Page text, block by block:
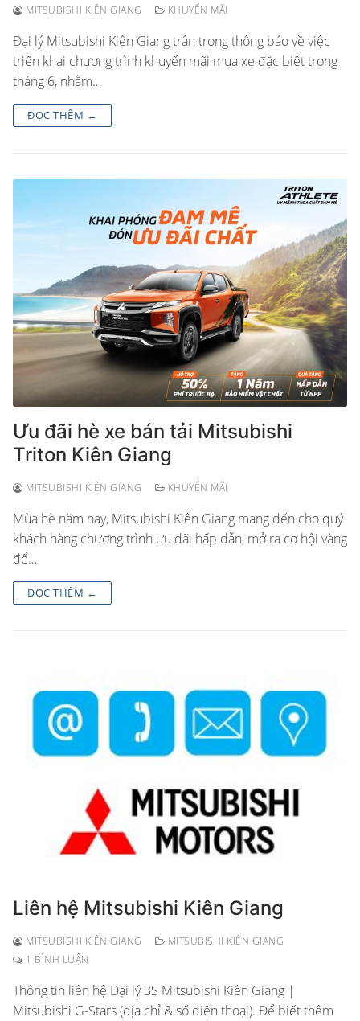
MITSUBISHI KIÊN GIANG KHUYẾN MÃI
Đại lý Mitsubishi Kiên Giang trân trọng thông báo về việc
triển khai chương trình khuyến mãi mua xe đặc biệt trong
tháng 6, nhằm…
ĐỌC THÊM ←
Ưu đãi hè xe bán tải Mitsubishi
Triton Kiên Giang
MITSUBISHI KIÊN GIANG KHUYẾN MÃI
Mùa hè năm nay, Mitsubishi Kiên Giang mang đến cho quý
khách hàng chương trình ưu đãi hấp dẫn, mở ra cơ hội vàng
để…
ĐỌC THÊM ←
Liên hệ Mitsubishi Kiên Giang
MITSUBISHI KIÊN GIANG
MITSUBISHI KIÊN GIANG
1 BÌNH LUẬN
Thông tin liên hệ Đại lý 3S Mitsubishi Kiên Giang |
Mitsubishi G-Stars (địa chỉ & số điện thoại). Để biết thêm